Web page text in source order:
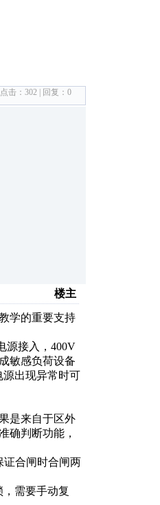
点击： 302 | 回复： 0
楼主
学的重要支持
源接入，400V
敏感负荷设备
源出现异常时可
是来自于区外
确判断功能，
证合闸时合闸两
需要手动复